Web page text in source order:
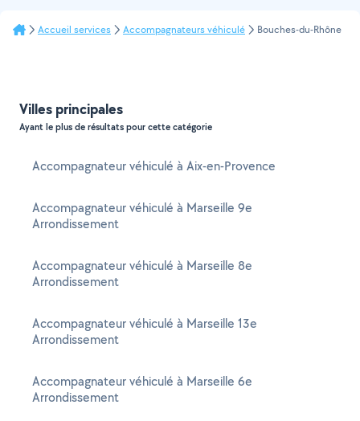
Accueil services Accompagnateurs véhiculé Bouches-du-Rhône
Villes principales
Ayant le plus de résultats pour cette catégorie
Accompagnateur véhiculé à Aix-en-Provence
Accompagnateur véhiculé à Marseille 9e
Arrondissement
Accompagnateur véhiculé à Marseille 8e
Arrondissement
Accompagnateur véhiculé à Marseille 13e
Arrondissement
Accompagnateur véhiculé à Marseille 6e
Arrondissement